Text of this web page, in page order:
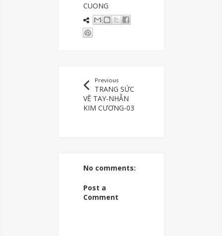
CUONG
Previous
TRANG SỨC
VẼ TAY-NHẪN
KIM CƯƠNG-03
No comments:
Post a
Comment